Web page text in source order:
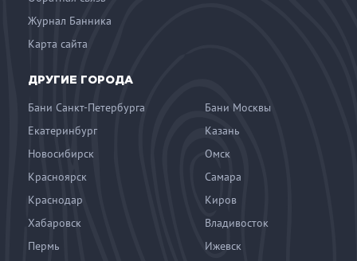
Журнал Банника
Карта сайта
ДРУГИЕ ГОРОДА
Бани Санкт-Петербурга
Бани Москвы
Екатеринбург
Казань
Новосибирск
Омск
Красноярск
Самара
Краснодар
Киров
Хабаровск
Владивосток
Пермь
Ижевск